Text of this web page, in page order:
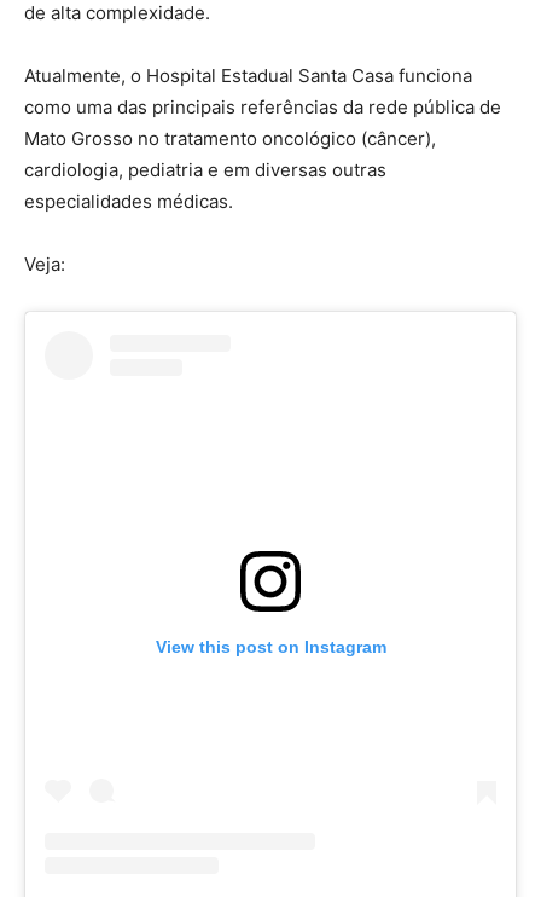
de alta complexidade.
Atualmente, o Hospital Estadual Santa Casa funciona
como uma das principais referências da rede pública de
Mato Grosso no tratamento oncológico (câncer),
cardiologia, pediatria e em diversas outras
especialidades médicas.
Veja:
View this post on Instagram